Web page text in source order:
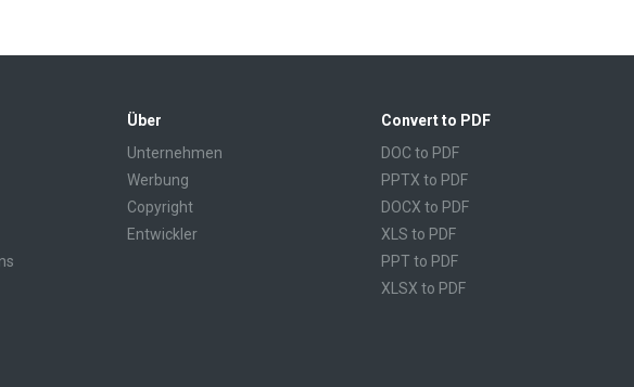
Über
Unternehmen
Werbung
Copyright
Entwickler
Convert to PDF
DOC to PDF
PPTX to PDF
DOCX to PDF
XLS to PDF
PPT to PDF
XLSX to PDF